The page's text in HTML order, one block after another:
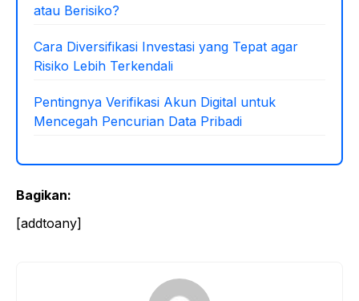
atau Berisiko?
Cara Diversifikasi Investasi yang Tepat agar
Risiko Lebih Terkendali
Pentingnya Verifikasi Akun Digital untuk
Mencegah Pencurian Data Pribadi
Bagikan:
[addtoany]